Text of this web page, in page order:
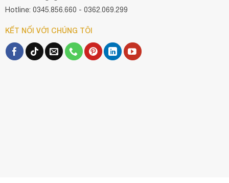
Hotline: 0345.856.660 - 0362.069.299
KẾT NỐI VỚI CHÚNG TÔI